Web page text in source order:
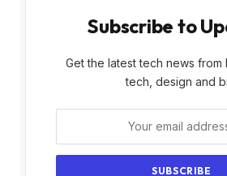
Subscribe to
Get the latest tech news from
tech, design and